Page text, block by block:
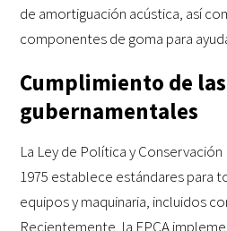
de amortiguación acústica, así
componentes de goma para
Cumplimiento de
gubernamentales
La Ley de Política y Conservación
1975 establece estándares para
equipos y maquinaria, incluidos
Recientemente, la EPCA